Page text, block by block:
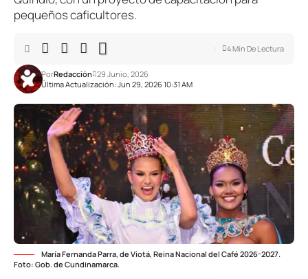
pequeños caficultores.
Última Actualización: Jun 29, 2026 10:31 AM
PorRedacción 29 Junio, 2026
4 Min De Lectura
María Fernanda Parra, de Viotá, Reina Nacional del Café 2026-2027.
Foto: Gob. de Cundinamarca.